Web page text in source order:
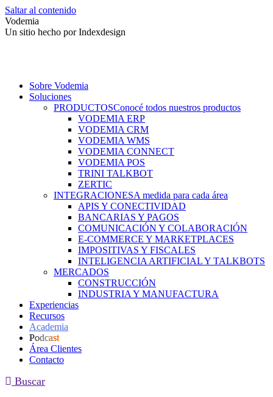
Saltar al contenido
Vodemia
Un sitio hecho por Indexdesign
Sobre Vodemia
Soluciones
PRODUCTOSConocé todos nuestros productos
VODEMIA ERP
VODEMIA CRM
VODEMIA WMS
VODEMIA CONNECT
VODEMIA POS
TRINI TALKBOT
ZERTIC
INTEGRACIONESA medida para cada área
APIS Y CONECTIVIDAD
BANCARIAS Y PAGOS
COMUNICACIÓN Y COLABORACIÓN
E-COMMERCE Y MARKETPLACES
IMPOSITIVAS Y FISCALES
INTELIGENCIA ARTIFICIAL Y TALKBOTS
MERCADOS
CONSTRUCCIÓN
INDUSTRIA Y MANUFACTURA
Experiencias
Recursos
Academia
Podcast
Área Clientes
Contacto
Buscar